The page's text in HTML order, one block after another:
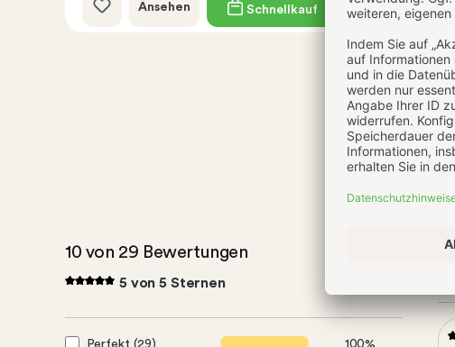
Ansehen Schnellkauf
10 von 29 Bewertungen
5 von 5 Sternen